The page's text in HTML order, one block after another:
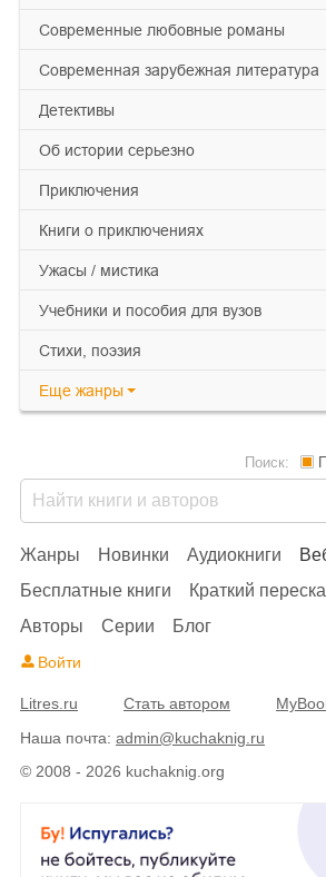
современные любовные романы
современная зарубежная литература
детективы
об истории серьезно
приключения
книги о приключениях
ужасы / мистика
учебники и пособия для вузов
cтихи, поэзия
Еще жанры
© 2008 - 2026 kuchaknig.org
Жанры Новинки Аудиокниги
Бесплатные книги
Краткий
Авторы
Серии Блог
Поиск:
Войти
Litres.ru Стать автором
Наша почта: admin@kuchaknig.ru